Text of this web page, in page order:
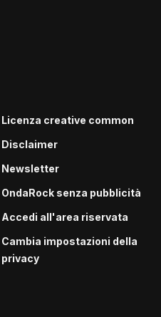
Licenza creative common
Disclaimer
Newsletter
OndaRock senza pubblicità
Accedi all'area riservata
Cambia impostazioni della
privacy